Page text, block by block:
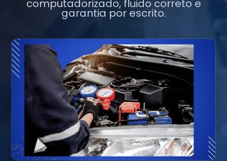
computadorizado, fluido correto e
garantia por escrito.